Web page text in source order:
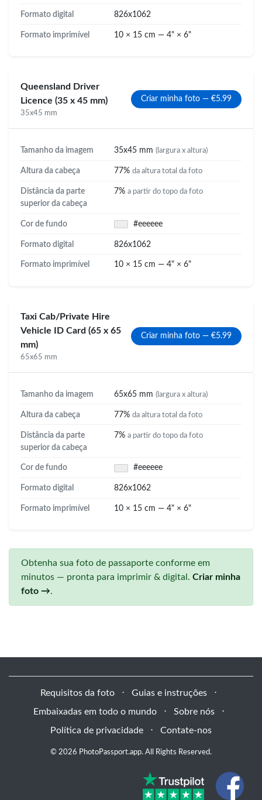
Formato digital 826x1062
Formato imprimível 10 × 15 cm — 4" × 6"
Queensland Driver
Licence (35 x 45 mm)
35x45 mm
Criar minha foto — €5.99
Tamanho da imagem 35x45 mm (largura x altura)
Altura da cabeça 77% da altura total da foto
Distância da parte
superior da cabeça
7% a partir do topo da foto
Cor de fundo #eeeeee
Formato digital 826x1062
Formato imprimível 10 × 15 cm — 4" × 6"
Taxi Cab/Private Hire
Vehicle ID Card (65 x 65
mm)
65x65 mm
Criar minha foto — €5.99
Tamanho da imagem 65x65 mm (largura x altura)
Altura da cabeça 77% da altura total da foto
Distância da parte
superior da cabeça
7% a partir do topo da foto
Cor de fundo #eeeeee
Formato digital 826x1062
Formato imprimível 10 × 15 cm — 4" × 6"
Obtenha sua foto de passaporte conforme em
minutos — pronta para imprimir & digital. Criar minha
foto →.
Requisitos da foto ⋅ Guias e instruções
⋅
Embaixadas em todo o mundo
⋅ Sobre nós
⋅
Política de privacidade
⋅ Contate-nos
© 2026 PhotoPassport.app. All Rights Reserved.